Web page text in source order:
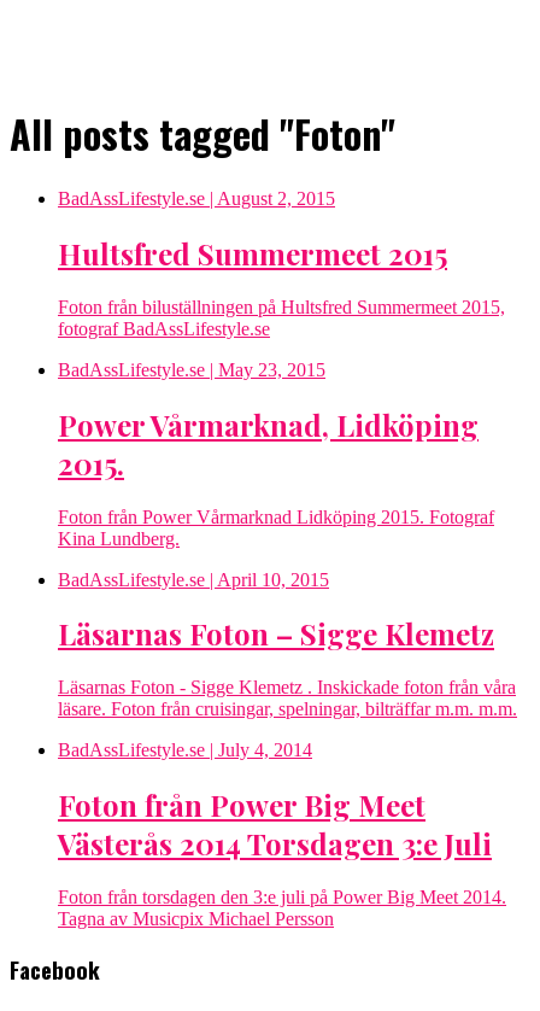
All posts tagged "Foton"
BadAssLifestyle.se | August 2, 2015
Hultsfred Summermeet 2015
Foton från biluställningen på Hultsfred Summermeet 2015,
fotograf BadAssLifestyle.se
BadAssLifestyle.se | May 23, 2015
Power Vårmarknad, Lidköping
2015.
Foton från Power Vårmarknad Lidköping 2015. Fotograf
Kina Lundberg.
BadAssLifestyle.se | April 10, 2015
Läsarnas Foton – Sigge Klemetz
Läsarnas Foton - Sigge Klemetz . Inskickade foton från våra
läsare. Foton från cruisingar, spelningar, bilträffar m.m. m.m.
BadAssLifestyle.se | July 4, 2014
Foton från Power Big Meet
Västerås 2014 Torsdagen 3:e Juli
Foton från torsdagen den 3:e juli på Power Big Meet 2014.
Tagna av Musicpix Michael Persson
Facebook